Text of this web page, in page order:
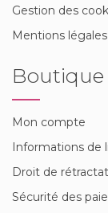
Gestion des
Mentions légales
Boutique
Mon compte
Informations de
Droit de
Sécurité des